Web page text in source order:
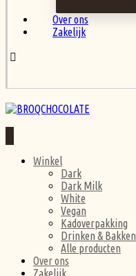
Over ons
Zakelijk
Winkel
Dark
Dark Milk
White
Vegan
Kadoverpakking
Drinken & Bakken
Alle producten
Over ons
Zakelijk